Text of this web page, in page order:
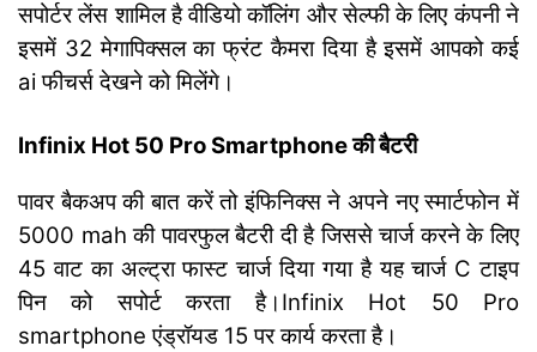
सपोर्टर लेंस शामिल है वीडियो कॉलिंग और सेल्फी के लिए कंपनी ने
इसमें 32 मेगापिक्सल का फ्रंट कैमरा दिया है इसमें आपको कई
ai फीचर्स देखने को मिलेंगे।
Infinix Hot 50 Pro Smartphone की बैटरी
पावर बैकअप की बात करें तो इंफिनिक्स ने अपने नए स्मार्टफोन में
5000 mah की पावरफुल बैटरी दी है जिससे चार्ज करने के लिए
45 वाट का अल्ट्रा फास्ट चार्ज दिया गया है यह चार्ज C टाइप
पिन को सपोर्ट करता है।Infinix Hot 50 Pro
smartphone एंड्रॉयड 15 पर कार्य करता है।